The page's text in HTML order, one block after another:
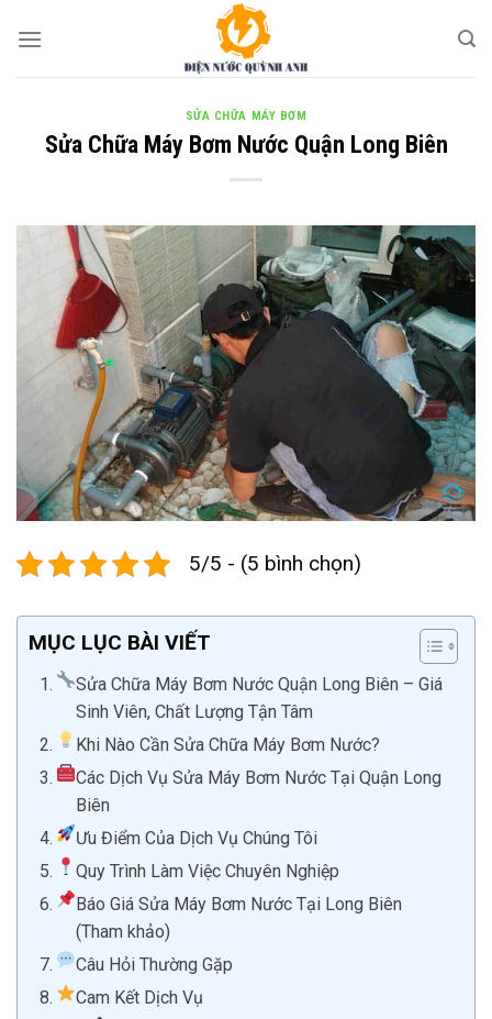
SỬA CHỮA MÁY BƠM
Sửa Chữa Máy Bơm Nước Quận Long Biên
5/5 - (5 bình chọn)
MỤC LỤC BÀI VIẾT
Sửa Chữa Máy Bơm Nước Quận Long Biên – Giá
Sinh Viên, Chất Lượng Tận Tâm
Khi Nào Cần Sửa Chữa Máy Bơm Nước?
Các Dịch Vụ Sửa Máy Bơm Nước Tại Quận Long
Biên
Ưu Điểm Của Dịch Vụ Chúng Tôi
Quy Trình Làm Việc Chuyên Nghiệp
Báo Giá Sửa Máy Bơm Nước Tại Long Biên
(Tham khảo)
Câu Hỏi Thường Gặp
Cam Kết Dịch Vụ